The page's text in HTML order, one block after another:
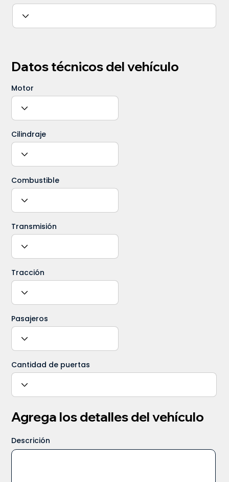
Datos técnicos del vehículo
Motor
Cilindraje
Combustible
Transmisión
Tracción
Pasajeros
Cantidad de puertas
Agrega los detalles del vehículo
Descrición